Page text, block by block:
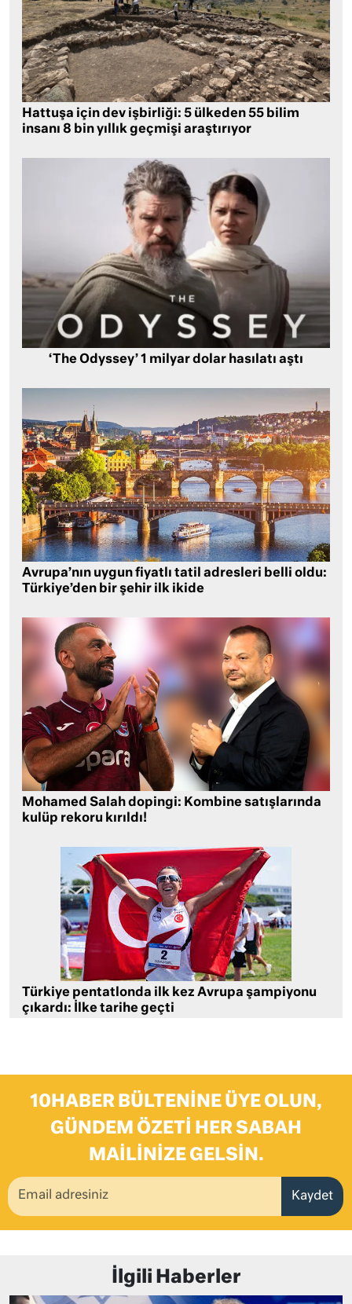
Hattuşa için dev işbirliği: 5 ülkeden 55 bilim
insanı 8 bin yıllık geçmişi araştırıyor
‘The Odyssey’ 1 milyar dolar hasılatı aştı
Avrupa’nın uygun fiyatlı tatil adresleri belli oldu:
Türkiye’den bir şehir ilk ikide
Mohamed Salah dopingi: Kombine satışlarında
kulüp rekoru kırıldı!
Türkiye pentatlonda ilk kez Avrupa şampiyonu
çıkardı: İlke tarihe geçti
10HABER BÜLTENINE ÜYE OLUN,
GÜNDEM ÖZETI HER SABAH
MAILINIZE GELSIN.
Kaydet
İlgili Haberler